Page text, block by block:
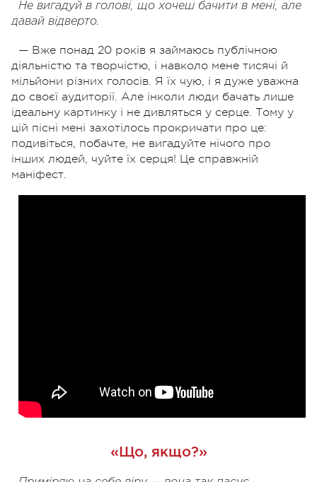
Не вигадуй в голові, що хочеш бачити в мені, але
давай відверто.
— Вже понад 20 років я займаюсь публічною
діяльністю та творчістю, і навколо мене тисячі й
мільйони різних голосів. Я їх чую, і я дуже уважна
до своєї аудиторії. Але інколи люди бачать лише
ідеальну картинку і не дивляться у серце. Тому у
цій пісні мені захотілось прокричати про це:
подивіться, побачте, не вигадуйте нічого про
інших людей, чуйте їх серця! Це справжній
маніфест.
«Що, якщо?»